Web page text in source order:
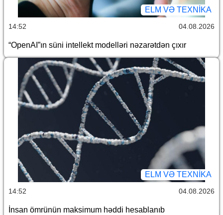
ELM VƏ TEXNIKA
14:52 04.08.2026
“OpenAI”ın süni intellekt modelləri nəzarətdən çıxır
ELM VƏ TEXNIKA
14:52 04.08.2026
İnsan ömrünün maksimum həddi hesablanıb